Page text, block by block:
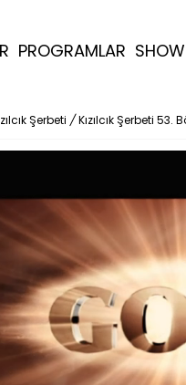
PROGRAMLAR
Şerbeti / Kızılcık Şerbeti 53.